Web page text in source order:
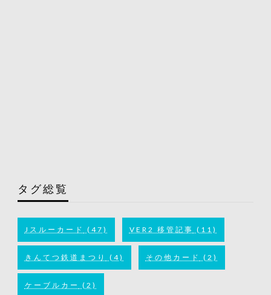
タグ総覧
Jスルーカード (47) VER2 移管記事 (11)
きんてつ鉄道まつり (4) その他カード (2)
ケーブルカー (2)